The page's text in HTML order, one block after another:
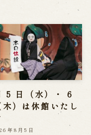
ページへ移動します
5 日（水）・ 6
木）は休館いたし
年8月5日